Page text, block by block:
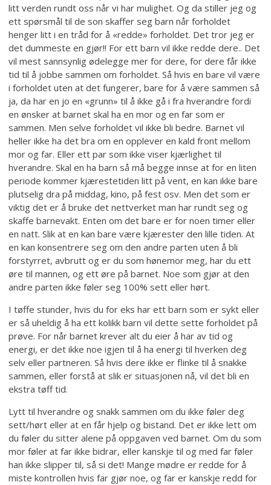
litt verden rundt oss når vi har mulighet. Og da stiller jeg og
ett spørsmål til de son skaffer seg barn når forholdet
henger litt i en tråd for å «redde» forholdet. Det tror jeg er
det dummeste en gjør!! For ett barn vil ikke redde dere.. Det
vil mest sannsynlig ødelegge mer for dere, for dere får ikke
tid til å jobbe sammen om forholdet. Så hvis en bare vil være
i forholdet uten at det fungerer, bare for å være sammen så
ja, da har en jo en «grunn» til å ikke gå i fra hverandre fordi
en ønsker at barnet skal ha en mor og en far som er
sammen. Men selve forholdet vil ikke bli bedre. Barnet vil
heller ikke ha det bra om en opplever en kald front mellom
mor og far. Eller ett par som ikke viser kjærlighet til
hverandre. Skal en ha barn så må begge innse at for en liten
periode kommer kjærestetiden litt på vent, en kan ikke bare
plutselig dra på middag, kino, på fest osv. Men det som er
viktig det er å bruke det nettverket man har rundt seg og
skaffe barnevakt. Enten om det bare er for noen timer eller
en natt. Slik at en kan bare være kjærester den lille tiden. At
en kan konsentrere seg om den andre parten uten å bli
forstyrret, avbrutt og er du som hønemor meg, har du ett
øre til mannen, og ett øre på barnet. Noe som gjør at den
andre parten ikke føler seg 100% sett eller hørt.
I tøffe stunder, hvis du for eks har ett barn som er sykt eller
er så uheldig å ha ett kolikk barn vil dette sette forholdet på
prøve. For når barnet krever alt du eier å har av tid og
energi, er det ikke noe igjen til å ha energi til hverken deg
selv eller partneren. Så hvis dere ikke er flinke til å snakke
sammen, eller forstå at slik er situasjonen nå, vil det bli en
ekstra tøff tid.
Lytt til hverandre og snakk sammen om du ikke føler deg
sett/hørt eller at en får hjelp og bistand. Det er ikke lett om
du føler du sitter alene på oppgaven ved barnet. Om du som
mor føler at far ikke bidrar, eller kanskje til og med far føler
han ikke slipper til, så si det! Mange mødre er redde for å
miste kontrollen hvis far gjør noe, og far er kanskje redd for